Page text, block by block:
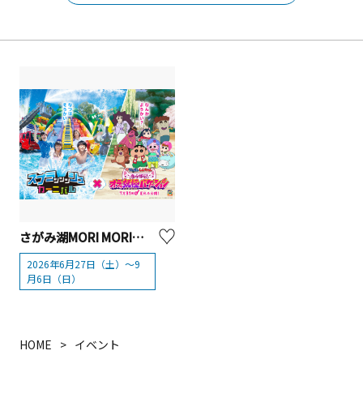
さがみ湖MORI MORI「スプラッッッシュカーニバル」2026
2026年6月27日（土）～9
月6日（日）
HOME イベント